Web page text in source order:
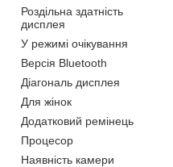
Роздільна здатність
дисплея
У режимі очікування
Версія Bluetooth
Діагональ дисплея
Для жінок
Додатковий ремінець
Процесор
Наявність камери